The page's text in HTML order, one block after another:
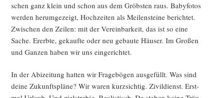
schen ganz klein und schon aus dem Gröbs­ten raus. Baby­fo­tos
wer­den her­um­ge­zeigt, Hoch­zei­ten als Mei­len­stei­ne berich­tet.
Zwi­schen den Zei­len: mit der Ver­ein­bar­keit, das ist so eine
Sache. Ererb­te, gekauf­te oder neu gebau­te Häu­ser. Im Gro­ßen
und Gan­zen haben wir uns eingerichtet.
In der Abizei­tung hat­ten wir Fra­ge­bö­gen aus­ge­füllt. Was sind
dei­ne Zukunfts­plä­ne? Wir waren kurz­sich­tig. Zivil­dienst. Erst­